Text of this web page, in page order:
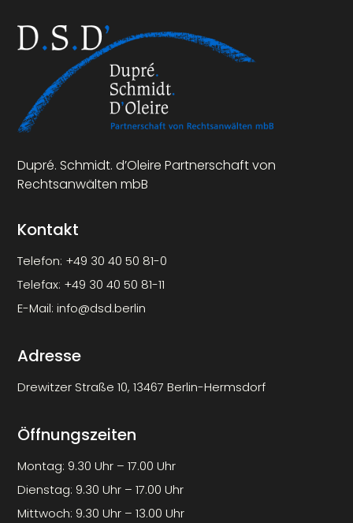
Dupré. Schmidt. d’Oleire Partnerschaft von
Rechtsanwälten mbB
Kontakt
Telefon: +49 30 40 50 81-0
Telefax: +49 30 40 50 81-11
E-Mail:info@dsd.berlin
Adresse
Drewitzer Straße 10, 13467 Berlin-Hermsdorf
Öffnungszeiten
Montag: 9.30 Uhr – 17.00 Uhr
Dienstag: 9.30 Uhr – 17.00 Uhr
Mittwoch: 9.30 Uhr – 13.00 Uhr